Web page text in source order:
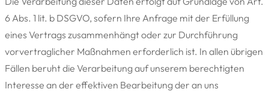
6 Abs. 1 lit. b DSGVO, sofern Ihre Anfrage mit der Erfüllung
eines Vertrags zusammenhängt oder zur Durchführung
vorvertraglicher Maßnahmen erforderlich ist. In allen übrigen
Fällen beruht die Verarbeitung auf unserem berechtigten
Interesse an der effektiven Bearbeitung der an uns